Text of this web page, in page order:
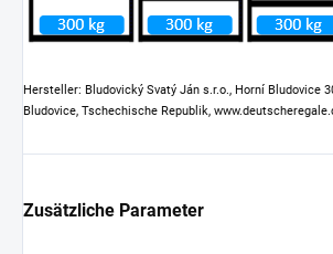
Hersteller: Bludovický Svatý Ján s.r.o., Horní Bludovice
Bludovice, Tschechische Republik,
Zusätzliche Parameter